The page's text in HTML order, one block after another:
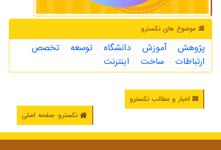
موضوع های نكسترو
پژوهش آموزش دانشگاه توسعه
تخصص
ارتباطات
ساخت اینترنت
اخبار و مطالب نکسترو
نکسترو: صفحه اصلی